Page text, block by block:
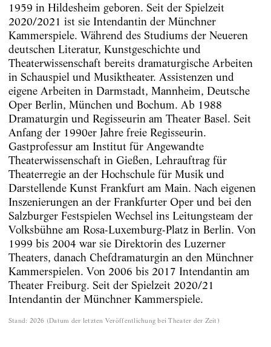
1959 in Hildesheim geboren. Seit der Spielzeit
2020/2021 ist sie Intendantin der Münchner
Kammerspiele. Während des Studiums der Neueren
deutschen Literatur, Kunstgeschichte und
Theaterwissenschaft bereits dramaturgische Arbeiten
in Schauspiel und Musiktheater. Assistenzen und
eigene Arbeiten in Darmstadt, Mannheim, Deutsche
Oper Berlin, München und Bochum. Ab 1988
Dramaturgin und Regisseurin am Theater Basel. Seit
Anfang der 1990er Jahre freie Regisseurin.
Gastprofessur am Institut für Angewandte
Theaterwissenschaft in Gießen, Lehrauftrag für
Theaterregie an der Hochschule für Musik und
Darstellende Kunst Frankfurt am Main. Nach eigenen
Inszenierungen an der Frankfurter Oper und bei den
Salzburger Festspielen Wechsel ins Leitungsteam der
Volksbühne am Rosa-Luxemburg-Platz in Berlin. Von
1999 bis 2004 war sie Direktorin des Luzerner
Theaters, danach Chefdramaturgin an den Münchner
Kammerspielen. Von 2006 bis 2017 Intendantin am
Theater Freiburg. Seit der Spielzeit 2020/21
Intendantin der Münchner Kammerspiele.
Stand: 2026 (Datum der letzten Veröffentlichung bei Theater der Zeit )